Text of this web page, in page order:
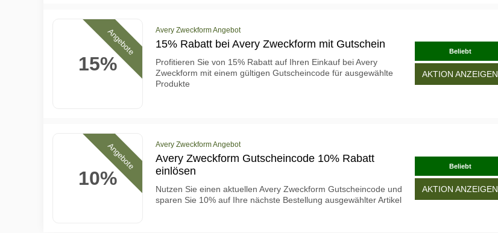
15%
Angebote Avery Zweckform Angebot
15% Rabatt bei Avery Zweckform mit Gutschein
Profitieren Sie von 15% Rabatt auf Ihren Einkauf bei Avery
Zweckform mit einem gültigen Gutscheincode für ausgewählte
Produkte
Beliebt
AKTION ANZEIGEN
10%
Angebote Avery Zweckform Angebot
Avery Zweckform Gutscheincode 10% Rabatt
einlösen
Nutzen Sie einen aktuellen Avery Zweckform Gutscheincode und
sparen Sie 10% auf Ihre nächste Bestellung ausgewählter Artikel
Beliebt
AKTION ANZEIGEN